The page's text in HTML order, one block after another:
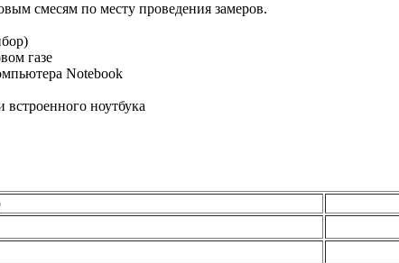
смесям по месту проведения замеров.
газе
Notebook
ноутбука